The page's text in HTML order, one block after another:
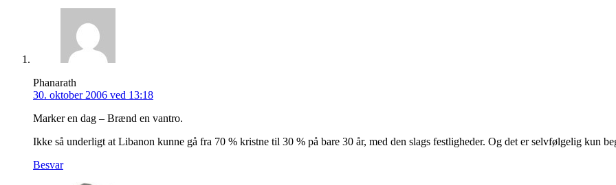
Phanarath
30. oktober 2006 ved 13:18
Marker en dag – Brænd en vantro.
Ikke så underligt at Libanon kunne gå fra 70 % kristne til 30 % på bare 30 år, med den slags festligheder. Og det er selvfølgelig kun
Besvar